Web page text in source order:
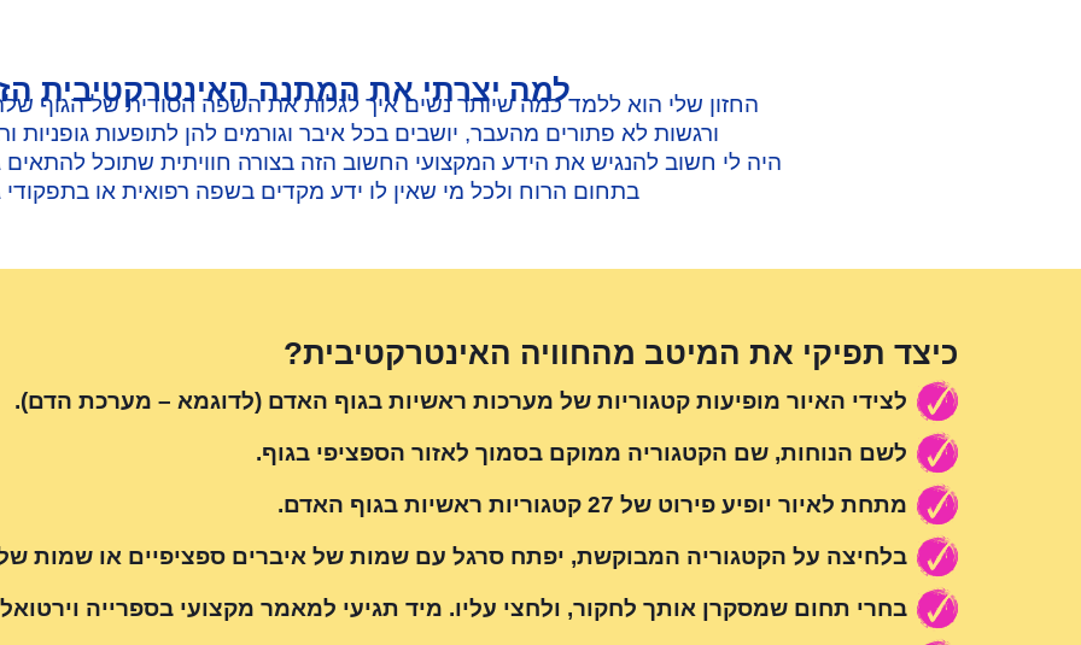
למה יצרתי את המתנה האינטרקטיבית
החזון שלי הוא ללמד כמה שיותר נשים איך לגלות את השפה הסודית של הגוף
ורגשות לא פתורים מהעבר, יושבים בכל איבר וגורמים להן לתופעות גופניות
היה לי חשוב להנגיש את הידע המקצועי החשוב הזה בצורה חוויתית שתוכל להתאים גם
בתחום הרוח ולכל מי שאין לו ידע מקדים בשפה רפואית או
כיצד תפיקי את המיטב מהחוויה האינטרקטיבית?
לצידי האיור מופיעות קטגוריות של מערכות ראשיות בגוף האדם (לדוגמא – מערכת הדם).
לשם הנוחות, שם הקטגוריה ממוקם בסמוך לאזור הספציפי בגוף.
מתחת לאיור יופיע פירוט של 27 קטגוריות ראשיות בגוף האדם.
בלחיצה על הקטגוריה המבוקשת, יפתח סרגל עם שמות של איברים ספציפיים או שמות של
בחרי תחום שמסקרן אותך לחקור, ולחצי עליו. מיד תגיעי למאמר מקצועי בספרייה